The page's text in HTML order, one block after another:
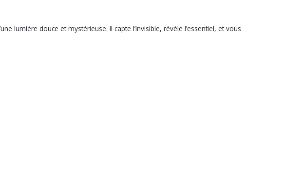
lumière douce et mystérieuse. Il capte l’invisible, révèle l’essentiel, et vous